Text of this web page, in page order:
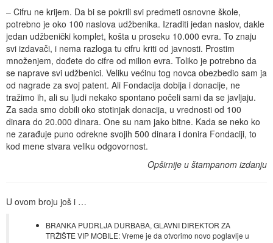
– Cifru ne krijem. Da bi se pokrili svi predmeti osnovne škole,
potrebno je oko 100 naslova udžbenika. Izraditi jedan naslov, dakle
jedan udžbenički komplet, košta u proseku 10.000 evra. To znaju
svi izdavači, i nema razloga tu cifru kriti od javnosti. Prostim
množenjem, dođete do cifre od milion evra. Toliko je potrebno da
se naprave svi udžbenici. Veliku većinu tog novca obezbedio sam ja
od nagrade za svoj patent. Ali Fondacija dobija i donacije, ne
tražimo ih, ali su ljudi nekako spontano počeli sami da se javljaju.
Za sada smo dobili oko stotinjak donacija, u vrednosti od 100
dinara do 20.000 dinara. One su nam jako bitne. Kada se neko ko
ne zarađuje puno odrekne svojih 500 dinara i donira Fondaciji, to
kod mene stvara veliku odgovornost.
Opširnije u štampanom izdanju
U ovom broju još i …
BRANKA PUDRLJA DURBABA, GLAVNI DIREKTOR ZA
TRŽIŠTE VIP MOBILE: Vreme je da otvorimo novo poglavlje u